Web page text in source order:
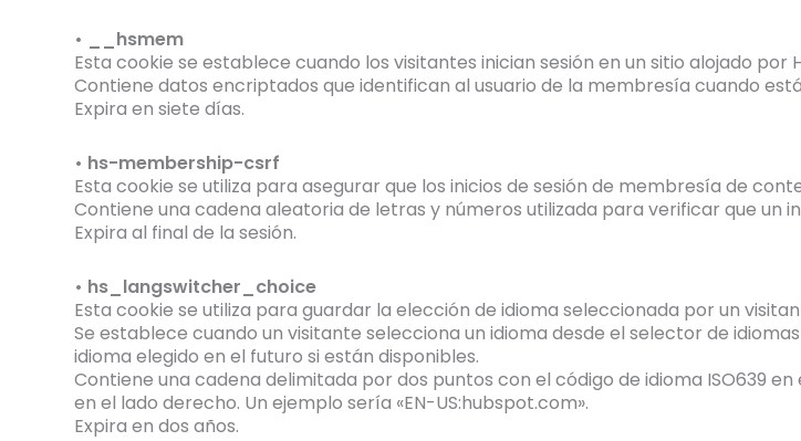
• __hsmem
Esta cookie se establece cuando los visitantes inician sesión en un sitio alojado por
Contiene datos encriptados que identifican al usuario de la membresía cuando
Expira en siete días.
• hs-membership-csrf
Esta cookie se utiliza para asegurar que los inicios de sesión de membresía de
Contiene una cadena aleatoria de letras y números utilizada para verificar que un
Expira al final de la sesión.
• hs_langswitcher_choice
Esta cookie se utiliza para guardar la elección de idioma seleccionada por un
Se establece cuando un visitante selecciona un idioma desde el selector de
idioma elegido en el futuro si están disponibles.
Contiene una cadena delimitada por dos puntos con el código de idioma ISO639
en el lado derecho. Un ejemplo sería «EN-US:hubspot.com».
Expira en dos años.